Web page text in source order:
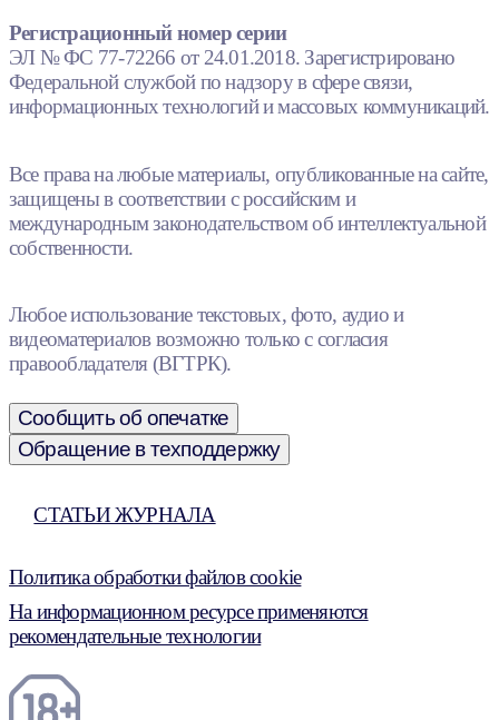
Регистрационный номер серии
ЭЛ № ФС 77-72266 от 24.01.2018. Зарегистрировано
Федеральной службой по надзору в сфере связи,
информационных технологий и массовых коммуникаций.
Все права на любые материалы, опубликованные на сайте,
защищены в соответствии с российским и
международным законодательством об интеллектуальной
собственности.
Любое использование текстовых, фото, аудио и
видеоматериалов возможно только с согласия
правообладателя (ВГТРК).
Сообщить об опечатке
Обращение в техподдержку
СТАТЬИ ЖУРНАЛА
Политика обработки файлов cookie
На информационном ресурсе применяются
рекомендательные технологии